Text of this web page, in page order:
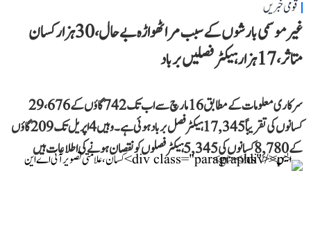
قومی خبریں
غیر موسمی بارشوں کے سبب مراٹھواڑہ بے حال، 30 ہزار کسان
متاثر، 17 ہزار ہیکٹر فصلیں برباد
سرکاری معلومات کے مطابق 16 مارچ سے اب تک 742 گاؤں کے 29،676
کسانوں کی تقریباً 17,345 ہیکٹر فصل برباد ہوئی ہے۔ وہیں 4 اپریل تک 209 گاؤں
کے 8,780 کسانوں کی 5,345 ہیکٹر فصلوں کو نقصان ہونے کی اطلاعات ہیں